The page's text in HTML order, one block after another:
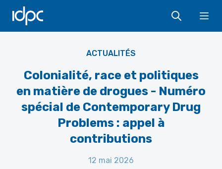
IDPC
Photograph (PUPSOC) - Intervention by Tricontinental: Institute
for Social Research - CC BY-NC 4.0
ACTUALITÉS
Colonialité, race et politiques
en matière de drogues - Numéro
spécial de Contemporary Drug
Problems : appel à
contributions
12 mai 2026